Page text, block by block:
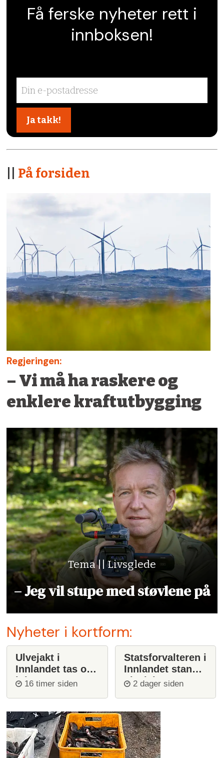
Få ferske nyheter rett i
innboksen!
På forsiden
Regjeringen:
– Vi må ha raskere og
enklere kraftutbygging
Tema || Livsglede
– Jeg vil stupe med støvlene på
Nyheter i kortform:
Ulvejakt i
Innlandet tas opp
igjen
16 timer siden
Statsforvalteren i
Innlandet stanser
ulvejakt
2 dager siden